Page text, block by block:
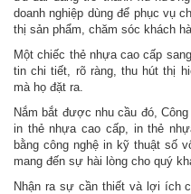
doanh nghiệp dùng để phục vụ
thị sản phẩm, chăm sóc khách
Một chiếc thẻ nhựa cao cấp
tin chi tiết, rõ ràng, thu hút thị
mà họ đặt ra.
Nắm bắt được nhu cầu đó,
in thẻ nhựa cao cấp, in thẻ
bằng công nghệ in kỹ thuật số
mang đến sự hài lòng cho quý
Nhận ra sự cần thiết và lợi ích